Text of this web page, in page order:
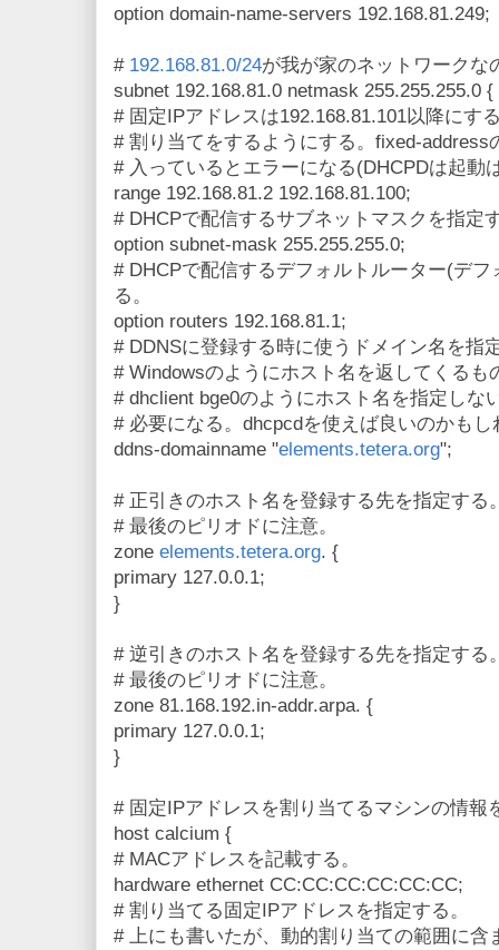
option domain-name-servers 192.168.81.249;
# 192.168.81.0/24が我が家のネットワークな
subnet 192.168.81.0 netmask 255.255.255.0 {
# 固定IPアドレスは192.168.81.101以降にす
# 割り当てをするようにする。fixed-address
# 入っているとエラーになる(DHCPDは起動
range 192.168.81.2 192.168.81.100;
# DHCPで配信するサブネットマスクを指定
option subnet-mask 255.255.255.0;
# DHCPで配信するデフォルトルーター(デ
る。
option routers 192.168.81.1;
# DDNSに登録する時に使うドメイン名を指
# Windowsのようにホスト名を返してくる
# dhclient bge0のようにホスト名を指定しな
# 必要になる。dhcpcdを使えば良いのかも
ddns-domainname "elements.tetera.org";
# 正引きのホスト名を登録する先を指定する
# 最後のピリオドに注意。
zone elements.tetera.org. {
primary 127.0.0.1;
}
# 逆引きのホスト名を登録する先を指定する
# 最後のピリオドに注意。
zone 81.168.192.in-addr.arpa. {
primary 127.0.0.1;
}
# 固定IPアドレスを割り当てるマシンの情報
host calcium {
# MACアドレスを記載する。
hardware ethernet CC:CC:CC:CC:CC:CC;
# 割り当てる固定IPアドレスを指定する。
# 上にも書いたが、動的割り当ての範囲に含